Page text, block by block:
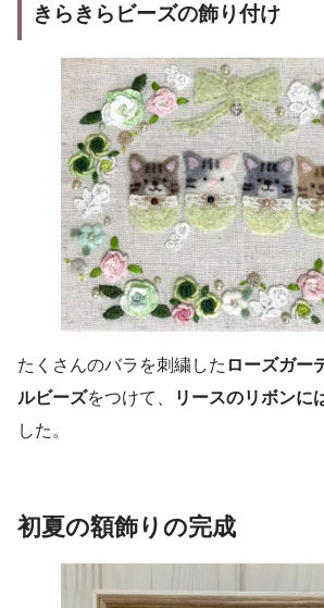
きらきらビーズの飾り付け
たくさんのバラを刺繍した ローズガー
ルビーズをつけて、 リースのリボンに
した。
初夏の額飾りの完成